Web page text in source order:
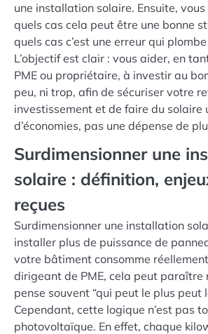
une installation solaire. Ensuite,
quels cas cela peut être une bonne
quels cas c’est une erreur qui
L’objectif est clair : vous aider, en
PME ou propriétaire, à investir au
peu, ni trop, afin de sécuriser votre
investissement et de faire du solaire
d’économies, pas une dépense de
Surdimensionner une
solaire : définition,
reçues
Surdimensionner une installation
installer plus de puissance de
votre bâtiment consomme
dirigeant de PME, cela peut paraître
pense souvent “qui peut le plus peut
Cependant, cette logique n’est pas
photovoltaïque. En effet, chaque